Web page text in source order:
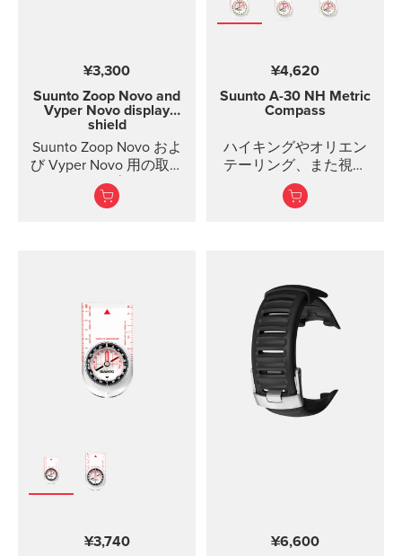
Suunto 3と互換性があ
ります 激しいトレーニ
ングのためにデザイン
されています 耐水設計
¥3,300
Suunto Zoop Novo and
Vyper Novo display
shield
Suunto Zoop Novo およ
び Vyper Novo 用の取り
付けディスプレイシー
ルドは、視界を制限す
¥4,620
Suunto A-30 NH Metric
Compass
ハイキングやオリエン
テーリング、また視界
の悪いところでも使用
できるコンパクトで正
¥3,740 ¥6,600